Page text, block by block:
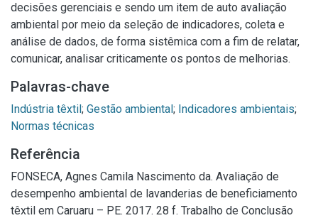
decisões gerenciais e sendo um item de auto avaliação
ambiental por meio da seleção de indicadores, coleta e
análise de dados, de forma sistêmica com a fim de relatar,
comunicar, analisar criticamente os pontos de melhorias.
Palavras-chave
Indústria têxtil; Gestão ambiental; Indicadores ambientais;
Normas técnicas
Referência
FONSECA, Agnes Camila Nascimento da. Avaliação de
desempenho ambiental de lavanderias de beneficiamento
têxtil em Caruaru – PE. 2017. 28 f. Trabalho de Conclusão